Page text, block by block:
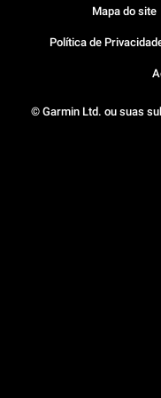
© Garmin Ltd. ou suas
Mapa do site
Política de